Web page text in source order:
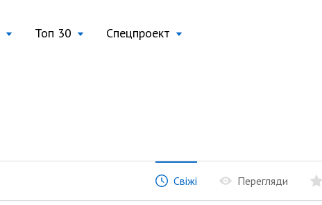
Топ 30 Спецпроект
Свіжі Перегляди